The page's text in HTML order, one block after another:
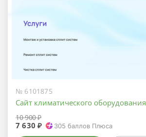
№ 6101875
Сайт климатического оборудования
10 900 ₽
7 630 ₽ 305 баллов Плюса